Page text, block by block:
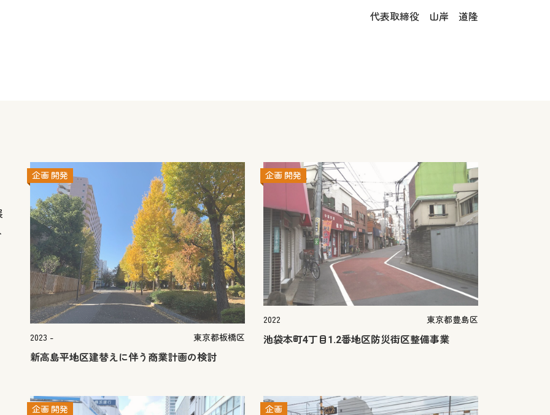
代表取締役 山岸 道隆
企画 開発
2023 - 東京都板橋区
新高島平地区建替えに伴う商業計画の検討
企画 開発
2022 東京都豊島区
池袋本町4丁目1.2番地区防災街区整備事業
企画 開発 企画